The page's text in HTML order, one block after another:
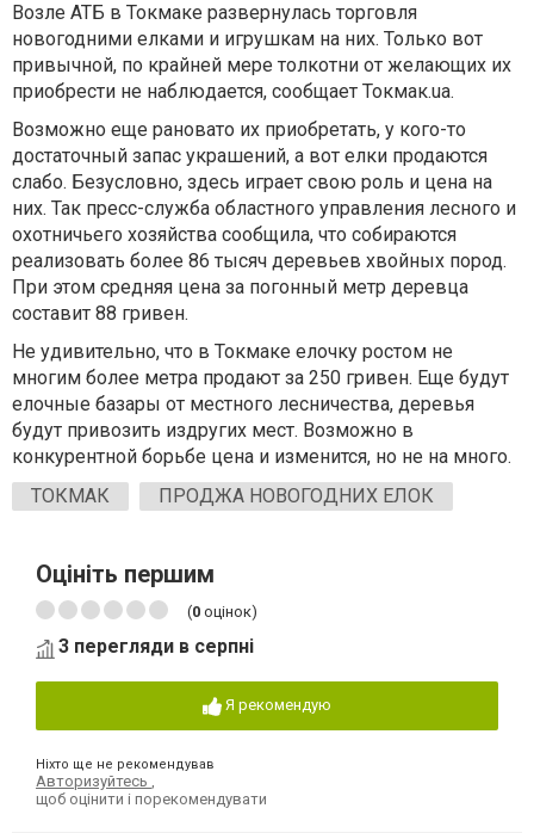
Возле АТБ в Токмаке развернулась торговля
новогодними елками и игрушкам на них. Только вот
привычной, по крайней мере толкотни от желающих их
приобрести не наблюдается, сообщает Токмак.ua.
Возможно еще рановато их приобретать, у кого-то
достаточный запас украшений, а вот елки продаются
слабо. Безусловно, здесь играет свою роль и цена на
них. Так пресс-служба областного управления лесного и
охотничьего хозяйства сообщила, что собираются
реализовать более 86 тысяч деревьев хвойных пород.
При этом средняя цена за погонный метр деревца
составит 88 гривен.
Не удивительно, что в Токмаке елочку ростом не
многим более метра продают за 250 гривен. Еще будут
елочные базары от местного лесничества, деревья
будут привозить издругих мест. Возможно в
конкурентной борьбе цена и изменится, но не на много.
ТОКМАК
ПРОДЖА НОВОГОДНИХ ЕЛОК
Оцініть першим
(0 оцінок)
3 перегляди в серпні
Я рекомендую
Ніхто ще не рекомендував
Авторизуйтесь
щоб оцінити і порекомендувати